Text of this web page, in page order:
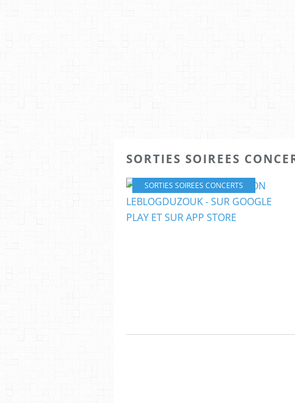
SORTIES SOIREES
SORTIES SOIREES CONCERTS